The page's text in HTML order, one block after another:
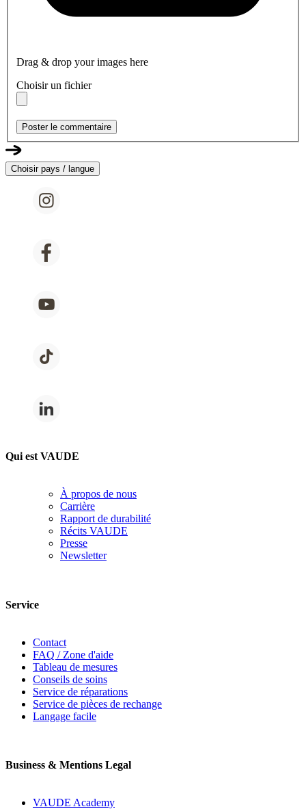
Drag & drop your images here
Choisir un fichier
Poster le commentaire
Choisir pays / langue
Qui est VAUDE
À propos de nous
Carrière
Rapport de durabilité
Récits VAUDE
Presse
Newsletter
Service
Contact
FAQ / Zone d'aide
Tableau de mesures
Conseils de soins
Service de réparations
Service de pièces de rechange
Langage facile
Business & Mentions Legal
VAUDE Academy